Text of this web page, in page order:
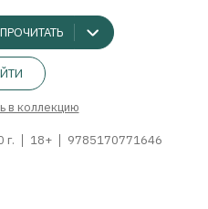
в коллекцию
г. 18+ 9785170771646